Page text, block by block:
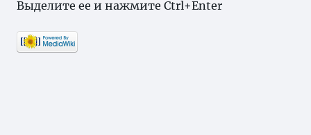
Выделите ее и нажмите Ctrl+Enter